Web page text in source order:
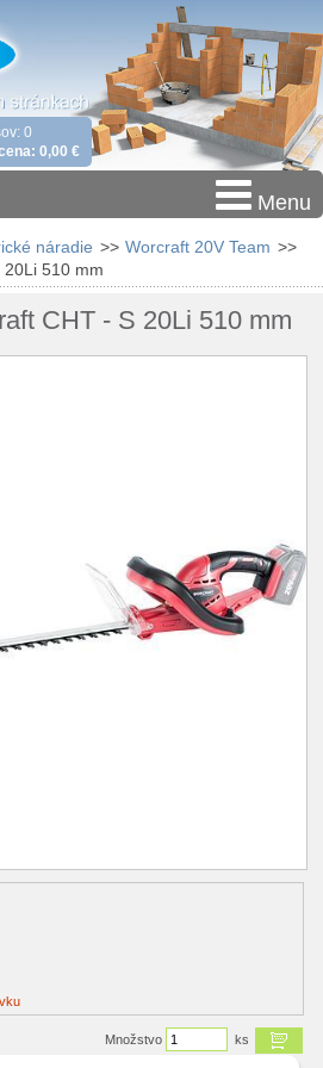
0
0,00 €
Menu
náradie >> Worcraft 20V Team >>
20Li 510 mm
CHT - S 20Li 510 mm
Množstvo ks